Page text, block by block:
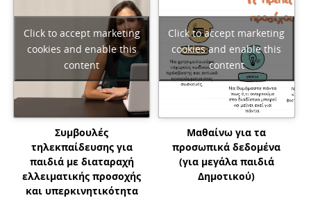
Click to accept marketing
cookies and enable this
content
Συμβουλές
τηλεκπαίδευσης για
παιδιά με διαταραχή
ελλειματικής προσοχής
και υπερκινητικότητα
Click to accept marketing
cookies and enable this
content
Μαθαίνω για τα
προσωπικά δεδομένα
(για μεγάλα παιδιά
Δημοτικού)